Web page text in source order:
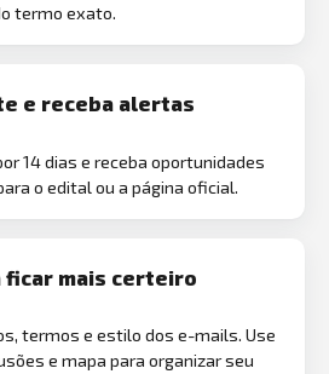
termo exato.
e receba alertas
14 dias e receba oportunidades
o edital ou a página oficial.
ficar mais certeiro
termos e estilo dos e-mails. Use
e mapa para organizar seu